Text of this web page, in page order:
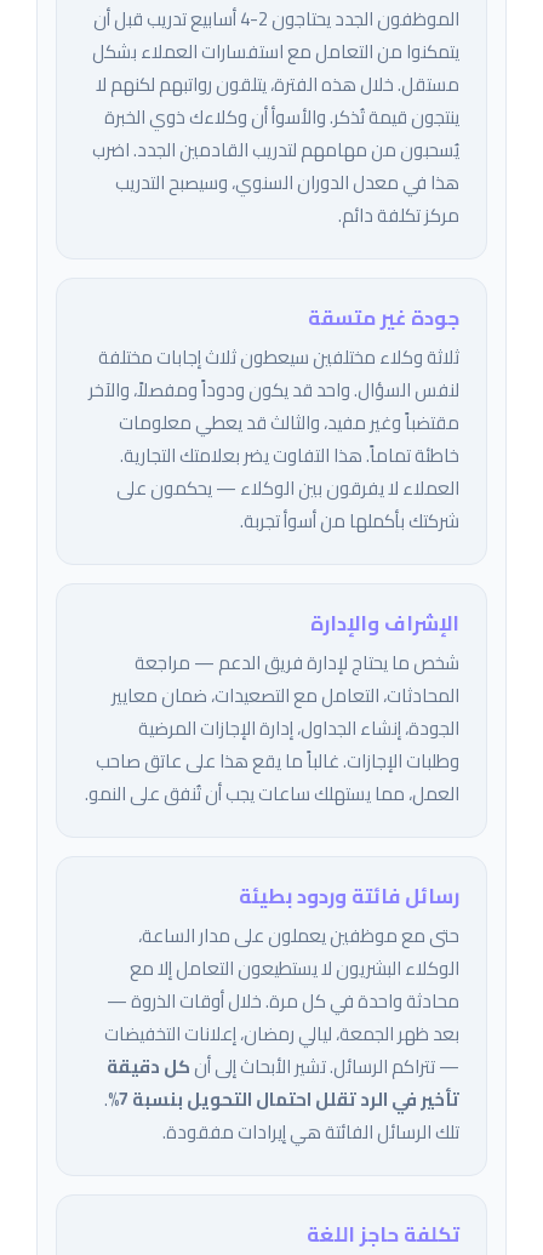
الموظفون الجدد يحتاجون 2-4 أسابيع تدريب قبل أن
يتمكنوا من التعامل مع استفسارات العملاء بشكل
مستقل. خلال هذه الفترة، يتلقون رواتبهم لكنهم لا
ينتجون قيمة تُذكر. والأسوأ أن وكلاءك ذوي الخبرة
يُسحبون من مهامهم لتدريب القادمين الجدد. اضرب
هذا في معدل الدوران السنوي، وسيصبح التدريب
مركز تكلفة دائم.
جودة غير متسقة
ثلاثة وكلاء مختلفين سيعطون ثلاث إجابات مختلفة
لنفس السؤال. واحد قد يكون ودوداً ومفصلاً، والآخر
مقتضباً وغير مفيد، والثالث قد يعطي معلومات
خاطئة تماماً. هذا التفاوت يضر بعلامتك التجارية.
العملاء لا يفرقون بين الوكلاء — يحكمون على
شركتك بأكملها من أسوأ تجربة.
الإشراف والإدارة
شخص ما يحتاج لإدارة فريق الدعم — مراجعة
المحادثات، التعامل مع التصعيدات، ضمان معايير
الجودة، إنشاء الجداول، إدارة الإجازات المرضية
وطلبات الإجازات. غالباً ما يقع هذا على عاتق صاحب
العمل، مما يستهلك ساعات يجب أن تُنفق على النمو.
رسائل فائتة وردود بطيئة
حتى مع موظفين يعملون على مدار الساعة،
الوكلاء البشريون لا يستطيعون التعامل إلا مع
محادثة واحدة في كل مرة. خلال أوقات الذروة —
بعد ظهر الجمعة، ليالي رمضان، إعلانات التخفيضات
— تتراكم الرسائل. تشير الأبحاث إلى أنكل دقيقة
تأخير في الرد تقلل احتمال التحويل بنسبة 7%
.
تلك الرسائل الفائتة هي إيرادات مفقودة.
تكلفة حاجز اللغة